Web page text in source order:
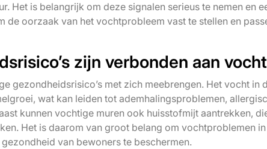
Het is belangrijk om deze signalen serieus te nemen en
de oorzaak van het vochtprobleem vast te stellen en
zijn verbonden aan
gezondheidsrisico’s met zich meebrengen. Het vocht in
wat kan leiden tot ademhalingsproblemen,
kunnen vochtige muren ook huisstofmijt aantrekken,
Het is daarom van groot belang om vochtproblemen in
van bewoners te beschermen.